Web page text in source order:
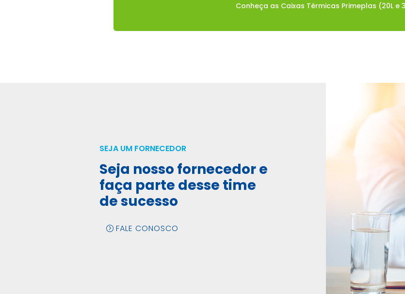
Conheça as Caixas Térmicas Primeplas (20L e
SEJA UM FORNECEDOR
Seja nosso fornecedor e
faça parte desse time
de sucesso
FALE CONOSCO